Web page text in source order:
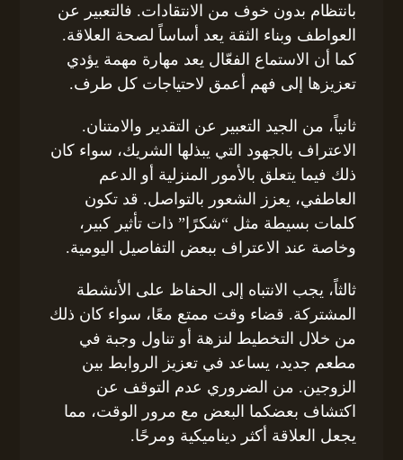
بانتظام بدون خوف من الانتقادات. فالتعبير عن
العواطف وبناء الثقة يعد أساساً لصحة العلاقة.
كما أن الاستماع الفعّال يعد مهارة مهمة يؤدي
تعزيزها إلى فهم أعمق لاحتياجات كل طرف.
ثانياً، من الجيد التعبير عن التقدير والامتنان.
الاعتراف بالجهود التي يبذلها الشريك، سواء كان
ذلك فيما يتعلق بالأمور المنزلية أو الدعم
العاطفي، يعزز الشعور بالتواصل. قد تكون
كلمات بسيطة مثل “شكرًا” ذات تأثير كبير،
وخاصة عند الاعتراف ببعض التفاصيل اليومية.
ثالثاً، يجب الانتباه إلى الحفاظ على الأنشطة
المشتركة. قضاء وقت ممتع معًا، سواء كان ذلك
من خلال التخطيط لنزهة أو تناول وجبة في
مطعم جديد، يساعد في تعزيز الروابط بين
الزوجين. من الضروري عدم التوقف عن
اكتشاف بعضكما البعض مع مرور الوقت، مما
يجعل العلاقة أكثر ديناميكية ومرحًا.